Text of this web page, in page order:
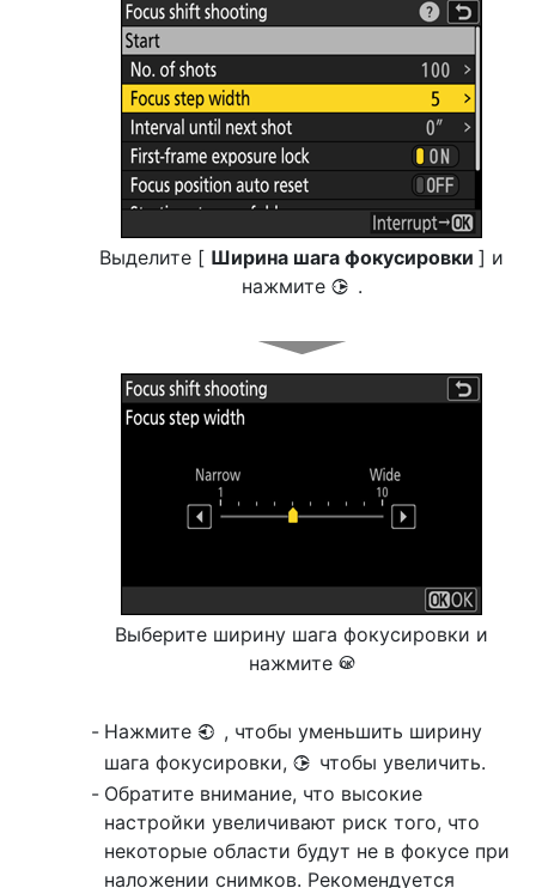
Выделите [ Ширина шага фокусировки ] и
нажмите 2 .
Выберите ширину шага фокусировки и
нажмите J
Нажмите 4 , чтобы уменьшить ширину
шага фокусировки, 2 чтобы увеличить.
Обратите внимание, что высокие
настройки увеличивают риск того, что
некоторые области будут не в фокусе при
наложении снимков. Рекомендуется